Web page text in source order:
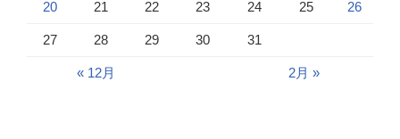
20 21 22 23 24 25 26
27 28 29 30 31
« 12月 2月 »